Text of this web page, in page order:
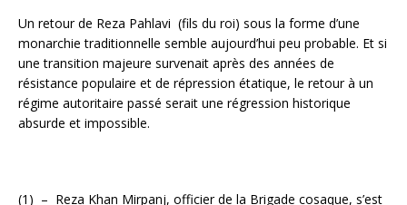
Un retour de Reza Pahlavi (fils du roi) sous la forme d’une
monarchie traditionnelle semble aujourd’hui peu probable. Et si
une transition majeure survenait après des années de
résistance populaire et de répression étatique, le retour à un
régime autoritaire passé serait une régression historique
absurde et impossible.
(1) – Reza Khan Mirpanj, officier de la Brigade cosaque, s’est